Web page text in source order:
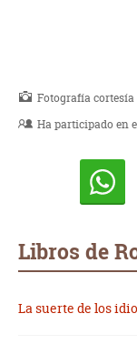
Fotografía
Ha participado en
Libros de
La suerte de los